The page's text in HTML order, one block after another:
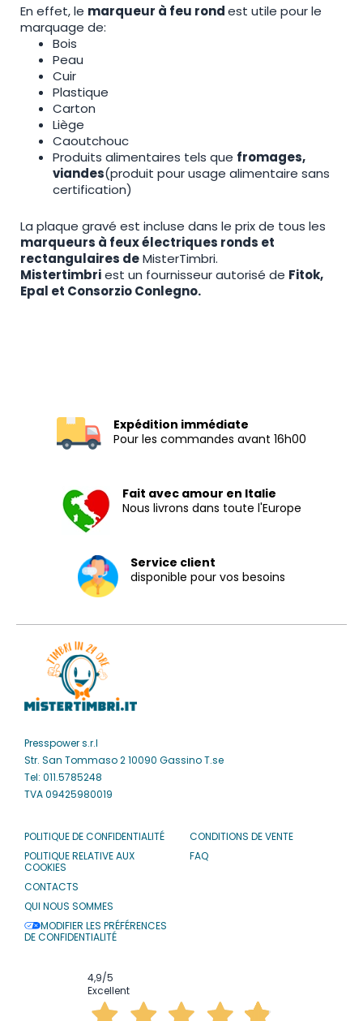
En effet, le marqueur à feu rondest utile pour le
marquage de:
Bois
Peau
Cuir
Plastique
Carton
Liège
Caoutchouc
Produits alimentaires tels que fromages,
viandes(produit pour usage alimentaire sans
certification)
La plaque gravé est incluse dans le prix de tous les
marqueurs à feux électriques ronds et
rectangulaires deMisterTimbri.
Mistertimbriest un fournisseur autorisé de Fitok,
Epal et Consorzio Conlegno.
Expédition immédiate
Pour les commandes avant 16h00
Fait avec amour en Italie
Nous livrons dans toute l'Europe
Service client
disponible pour vos besoins
Presspower s.r.l
Str. San Tommaso 2 10090 Gassino T.se
Tel: 011.5785248
TVA 09425980019
POLITIQUE DE CONFIDENTIALITÉ
POLITIQUE RELATIVE AUX
COOKIES
CONTACTS
QUI NOUS SOMMES
MODIFIER LES PRÉFÉRENCES
DE CONFIDENTIALITÉ
CONDITIONS DE VENTE
FAQ
4,9/5
Excellent